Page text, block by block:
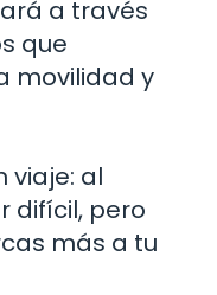
a través
que
movilidad y
viaje: al
difícil, pero
más a tu